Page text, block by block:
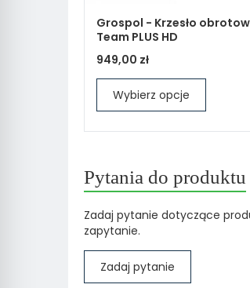
Grospol - Krzesło
Team PLUS HD
949,00 zł
Wybierz opcje
Pytania do produktu
Zadaj pytanie dotyczące
zapytanie.
Zadaj pytanie